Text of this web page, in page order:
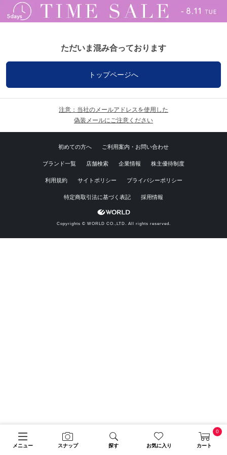
メニュー スナップ 探す お気に入り カート
0
ただいま混み合っております
トップページへ
注意：当社のメールアドレスを使用した
偽装メールにご注意ください
初めての方へ ご利用案内・お問い合わせ
ブランド一覧 店舗検索 企業情報 株主優待制度
利用規約 サイトポリシー プライバシーポリシー
特定商取引法に基づく表記 採用情報
Copyrights © WORLD CO.,LTD. All rights reserved.